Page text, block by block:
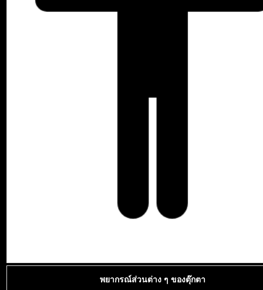
พยากรณ์ส่วนต่าง ๆ ของตุ๊กตา